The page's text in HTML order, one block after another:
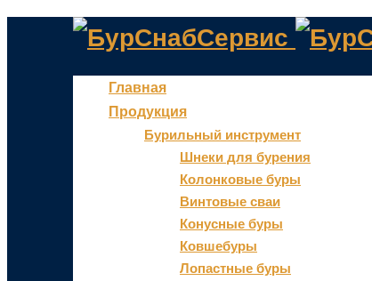
БурСнабСервис
Главная
Продукция
Бурильный инструмент
Шнеки для бурения
Колонковые буры
Винтовые сваи
Конусные буры
Ковшебуры
Лопастные буры